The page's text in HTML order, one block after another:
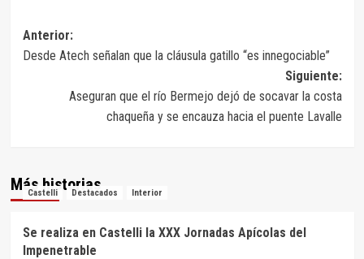
Navegación
de
entradas
Anterior:
Desde Atech señalan que la cláusula gatillo “es innegociable”
Siguiente:
Aseguran que el río Bermejo dejó de socavar la costa
chaqueña y se encauza hacia el puente Lavalle
Más historias
Castelli Destacados Interior
Se realiza en Castelli la XXX Jornadas Apícolas del
Impenetrable